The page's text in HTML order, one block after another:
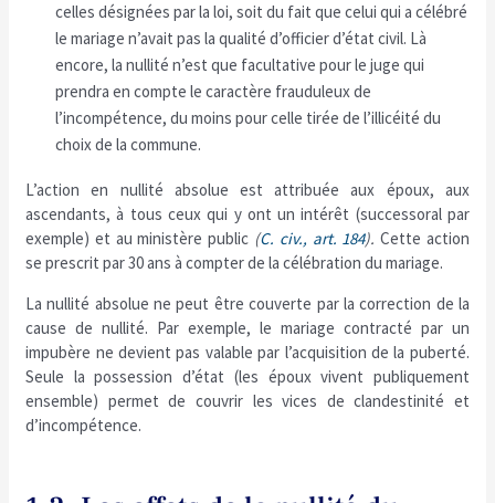
celles désignées par la loi, soit du fait que celui qui a célébré
le mariage n’avait pas la qualité d’officier d’état civil. Là
encore, la nullité n’est que facultative pour le juge qui
prendra en compte le caractère frauduleux de
l’incompétence, du moins pour celle tirée de l’illicéité du
choix de la commune.
L’action en nullité absolue est attribuée aux époux, aux
ascendants, à tous ceux qui y ont un intérêt (successoral par
exemple) et au ministère public (C. civ., art. 184). Cette action
se prescrit par 30 ans à compter de la célébration du mariage.
La nullité absolue ne peut être couverte par la correction de la
cause de nullité. Par exemple, le mariage contracté par un
impubère ne devient pas valable par l’acquisition de la puberté.
Seule la possession d’état (les époux vivent publiquement
ensemble) permet de couvrir les vices de clandestinité et
d’incompétence.